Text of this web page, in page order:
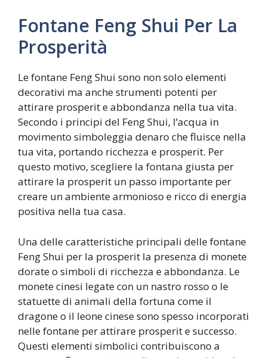
Fontane Feng Shui Per La
Prosperità
Le fontane Feng Shui sono non solo elementi
decorativi ma anche strumenti potenti per
attirare prosperit e abbondanza nella tua vita.
Secondo i principi del Feng Shui, l’acqua in
movimento simboleggia denaro che fluisce nella
tua vita, portando ricchezza e prosperit. Per
questo motivo, scegliere la fontana giusta per
attirare la prosperit un passo importante per
creare un ambiente armonioso e ricco di energia
positiva nella tua casa.
Una delle caratteristiche principali delle fontane
Feng Shui per la prosperit la presenza di monete
dorate o simboli di ricchezza e abbondanza. Le
monete cinesi legate con un nastro rosso o le
statuette di animali della fortuna come il
dragone o il leone cinese sono spesso incorporati
nelle fontane per attirare prosperit e successo.
Questi elementi simbolici contribuiscono a